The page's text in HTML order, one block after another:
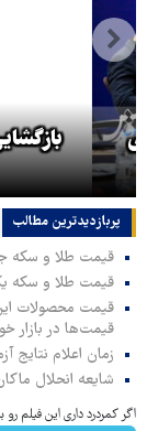
بازگشایی
پربازدیدترین‌ مطالب
قیمت طلا و سکه جمعه ۱۶ مرداد ۱۴۰۵/ طلای ۱۸
قیمت طلا و سکه یکشنبه ۱۱ مرداد ۱۴۰۵/ ریزش
قیمت‌ها در بازار
زمان اعلام
شایعه انحلال
اگر کمردرد داری این فیلم